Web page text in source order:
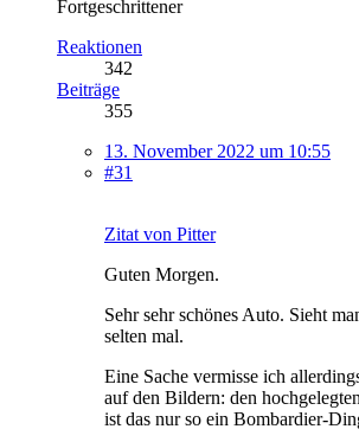
Fortgeschrittener
Reaktionen
342
Beiträge
355
13. November 2022 um 10:55
#31
Zitat von Pitter
Guten Morgen.
Sehr sehr schönes Auto. Sieht
selten mal.
Eine Sache vermisse ich
auf den Bildern: den
ist das nur so ein Bombardier-